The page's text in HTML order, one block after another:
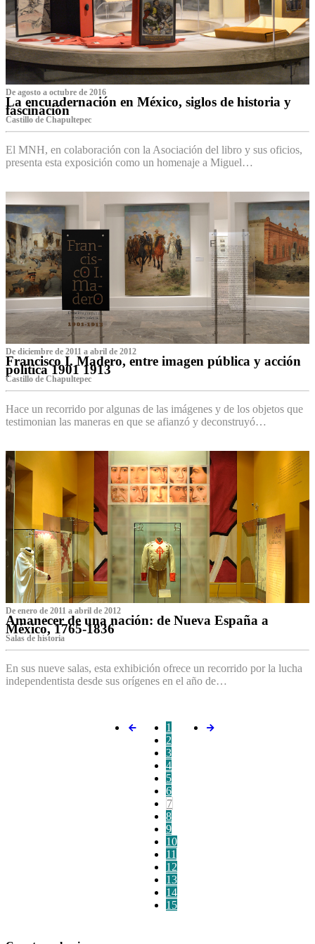
De agosto a octubre de 2016
La encuadernación en México, siglos de historia y
fascinación
Castillo de Chapultepec
El MNH, en colaboración con la Asociación del libro y sus oficios,
presenta esta exposición como un homenaje a Miguel…
De diciembre de 2011 a abril de 2012
Francisco I. Madero, entre imagen pública y acción
política 1901 1913
Castillo de Chapultepec
Hace un recorrido por algunas de las imágenes y de los objetos que
testimonian las maneras en que se afianzó y deconstruyó…
De enero de 2011 a abril de 2012
Amanecer de una nación: de Nueva España a
México, 1765-1836
Salas de historia
En sus nueve salas, esta exhibición ofrece un recorrido por la lucha
independentista desde sus orígenes en el año de…
1
2
3
4
5
6
7
8
9
10
11
12
13
14
15